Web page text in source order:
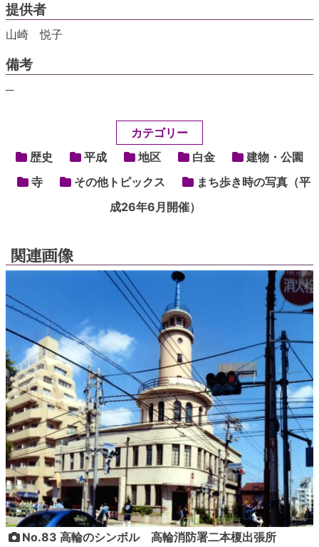
提供者
山崎 悦子
備考
─
カテゴリー
歴史
平成 地区 白金
建物・公園
寺
その他トピックス
まち歩き時の写真（平
成26年6月開催）
関連画像
No.83 高輪のシンボル 高輪消防署二本榎出張所